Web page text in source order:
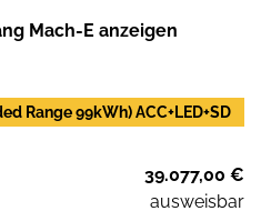
Mach-E anzeigen
Range 99kWh) ACC+LED+SD
39.077,00 €
ausweisbar